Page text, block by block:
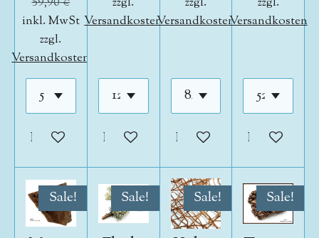
inkl. MwSt
zzgl.
Versandkosten
In den Warenkorb
Versandkosten
In den Warenkorb
Versandkosten
In den Warenkorb
Versandkosten
In den
Sale! Sale! Sale! Sale!